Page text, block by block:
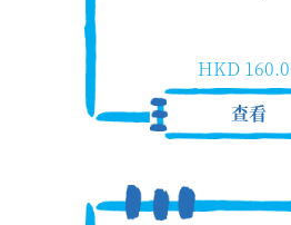
HKD
查看